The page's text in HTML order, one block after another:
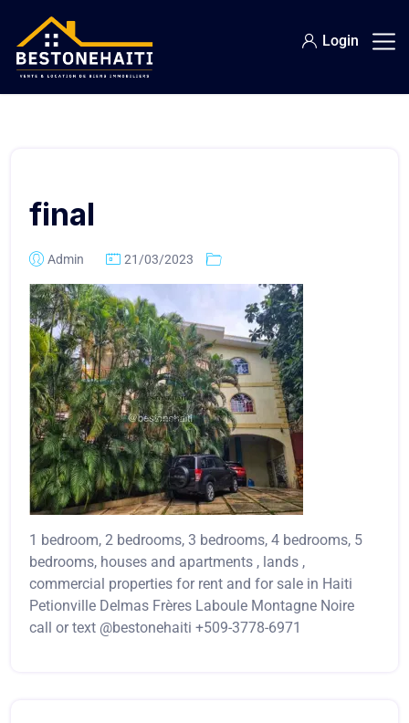
Login
final
Admin 21/03/2023
1 bedroom, 2 bedrooms, 3 bedrooms, 4 bedrooms, 5
bedrooms, houses and apartments , lands ,
commercial properties for rent and for sale in Haiti
Petionville Delmas Frères Laboule Montagne Noire
call or text @bestonehaiti +509-3778-6971